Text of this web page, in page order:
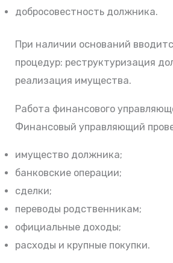
добросовестность должника.
При наличии оснований
процедур: реструктуризация
реализация имущества.
Работа финансового
Финансовый управляющий
имущество должника;
банковские операции;
сделки;
переводы родственникам;
официальные доходы;
расходы и крупные покупки.